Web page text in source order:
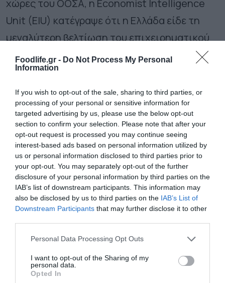
Foodlife.gr - Do Not Process My Personal
Information
If you wish to opt-out of the sale, sharing to third parties, or
processing of your personal or sensitive information for
targeted advertising by us, please use the below opt-out
section to confirm your selection. Please note that after your
opt-out request is processed you may continue seeing
interest-based ads based on personal information utilized by
us or personal information disclosed to third parties prior to
your opt-out. You may separately opt-out of the further
disclosure of your personal information by third parties on the
IAB’s list of downstream participants. This information may
also be disclosed by us to third parties on the IAB’s List of
Downstream Participants that may further disclose it to other
Please note that this website/app uses one or more Google
not limited to your visit or usage behaviour. You may click to
grant or deny consent to Google and its third-party tags to
use your data for below specified purposes in below Google
Personal Data Processing Opt Outs
I want to opt-out of the Sharing of my
personal data.
Opted In
χώρες του ΟΟΣΑ, η Economist Intelligence
Unit (EIU) κατέγραψε ότι η Ελλάδα είδε τη
μεγαλύτερη βελτίωση του επιχειρηματικού
περιβάλλοντος ανάμεσα σε 81 χώρες μεταξύ
2019-2022».
Η εστίαση της κυβέρνησης στην πορεία της
μικροοικονομίας πρέπει να είναι συνεχής,
ειδικά σε μια περίοδο όπου οι
πληθωριστικές πιέσεις έχουν επιφέρει ένα
ισχυρό πλήγμα σε νοικοκυριά και
επιχειρήσεις. Ωστόσο πιστεύω ότι η
κυβέρνησης ορθώς εστιάζει και στην
μακροοικονομία. Και αναφέρομαι στην
προσπάθεια που γίνεται για να ανακτηθεί η
σηματοδοτήσει ότι η ελληνική οικονομία